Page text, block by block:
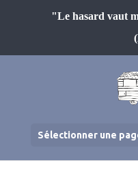
"Le hasard vaut
Sélectionner une